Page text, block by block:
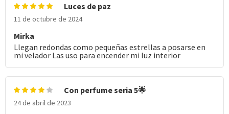
Luces de paz
11 de octubre de 2024
Mirka
Llegan redondas como pequeñas estrellas a posarse en
mi velador Las uso para encender mi luz interior
Con perfume seria 5🌟
24 de abril de 2023